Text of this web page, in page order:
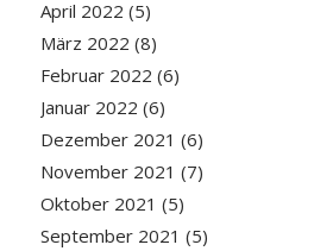
April 2022 (5)
März 2022 (8)
Februar 2022 (6)
Januar 2022 (6)
Dezember 2021 (6)
November 2021 (7)
Oktober 2021 (5)
September 2021 (5)